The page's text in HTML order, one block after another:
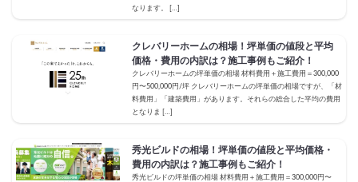
なります。 […]
クレバリーホームの相場！坪単価の値段と平均
価格・費用の内訳は？施工事例もご紹介！
クレバリーホームの坪単価の相場 材料費用＋施工費用＝300,000
円〜500,000円/坪 クレバリーホームの坪単価の相場ですが、「材
料費用」「建築費用」があります。それらの総合した平均の費用
となりま […]
秀光ビルドの相場！坪単価の値段と平均価格・
費用の内訳は？施工事例もご紹介！
秀光ビルドの坪単価の相場 材料費用＋施工費用＝300,000円〜